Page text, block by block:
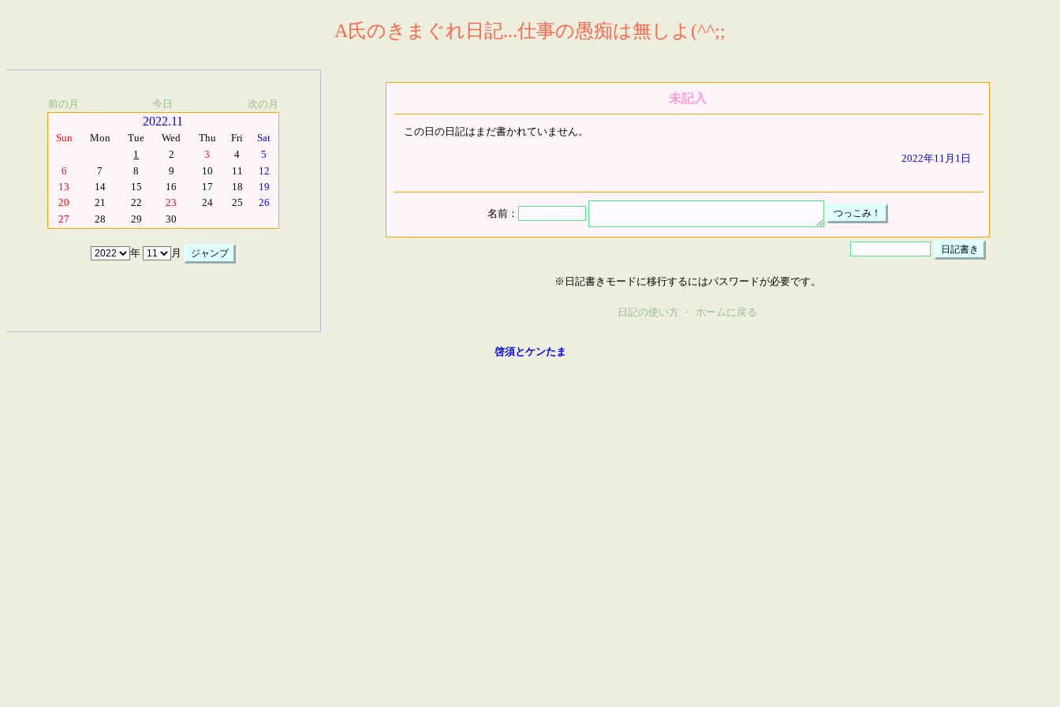
A氏のきまぐれ日記...仕事の愚痴は無しよ(^^;;
前の月 今日 次の月
2022.11
Sun Mon Tue Wed Thu Fri
Sat
1
2 3 4
5
6
7 8 9 10 11
12
13
14 15 16 17 18
19
20
21 22 23 24 25
26
27
28 29 30
年 月
未記入
この日の日記はまだ書かれていません。
2022年11月1日
名前：
※日記書きモードに移行するにはパスワードが必要です。
日記の使い方 ・ ホームに戻る
啓須とケンたま